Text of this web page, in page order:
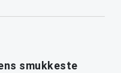
smukkeste